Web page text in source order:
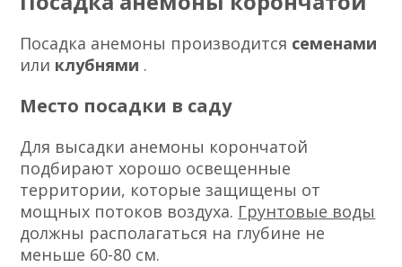
Посадка анемоны производится семенами
или клубнями .
Место посадки в саду
Для высадки анемоны корончатой
подбирают хорошо освещенные
территории, которые защищены от
мощных потоков воздуха. Грунтовые воды
должны располагаться на глубине не
меньше 60-80 см.